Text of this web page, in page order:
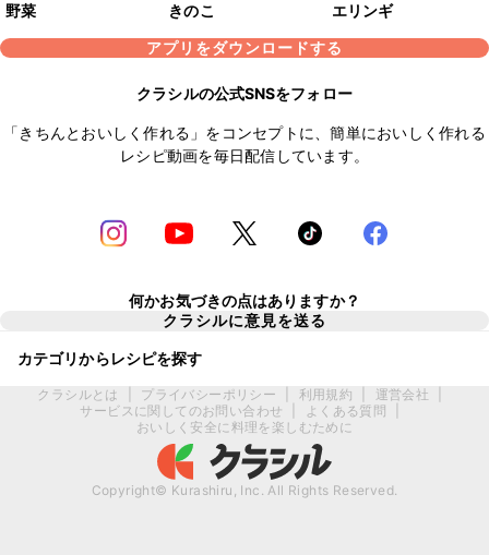
野菜 きのこ
エリンギ
アプリをダウンロードする
クラシルの公式SNSをフォロー
「きちんとおいしく作れる」をコンセプトに、簡単においしく作れる
レシピ動画を毎日配信しています。
何かお気づきの点はありますか？
クラシルに意見を送る
カテゴリからレシピを探す
クラシルとは プライバシーポリシー 利用規約 運営会社
サービスに関してのお問い合わせ
よくある質問
おいしく安全に料理を楽しむために
Copyright© Kurashiru, Inc. All Rights Reserved.